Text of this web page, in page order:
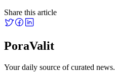
Share this article
PoraValit
Your daily source of curated news.